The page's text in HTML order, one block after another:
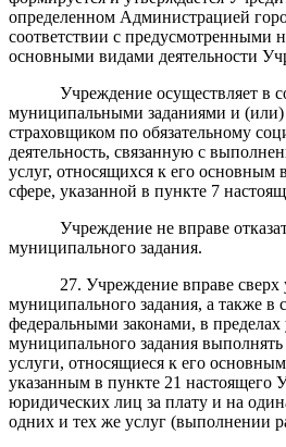
определенном Администрацией
соответствии с предусмотренными
основными видами деятельности
Учреждение осуществляет в
муниципальными заданиями и (или)
страховщиком по обязательному
деятельность, связанную с
услуг, относящихся к его основным
сфере, указанной в пункте 7
Учреждение не вправе
муниципального задания.
27. Учреждение вправе сверх
муниципального задания, а также в
федеральными законами, в пределах
муниципального задания
услуги, относящиеся к его
указанным в пункте 21 настоящего
юридических лиц за плату и на
одних и тех же услуг (выполнении